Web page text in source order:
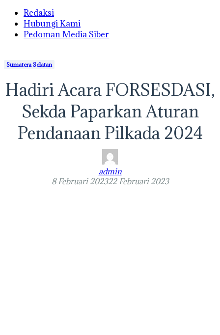
Redaksi
Hubungi Kami
Pedoman Media Siber
Sumatera Selatan
Hadiri Acara FORSESDASI,
Sekda Paparkan Aturan
Pendanaan Pilkada 2024
admin
8 Februari 202322 Februari 2023